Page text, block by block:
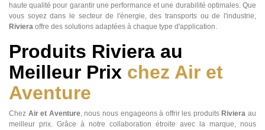
haute qualité pour garantir une performance et une durabilité optimales. Que
vous soyez dans le secteur de l'énergie, des transports ou de l'industrie,
Riviera offre des solutions adaptées à chaque type d'application.
Produits Riviera au
Meilleur Prix chez Air et
Aventure
Chez Air et Aventure, nous nous engageons à offrir les produits Riviera au
meilleur prix. Grâce à notre collaboration étroite avec la marque, nous